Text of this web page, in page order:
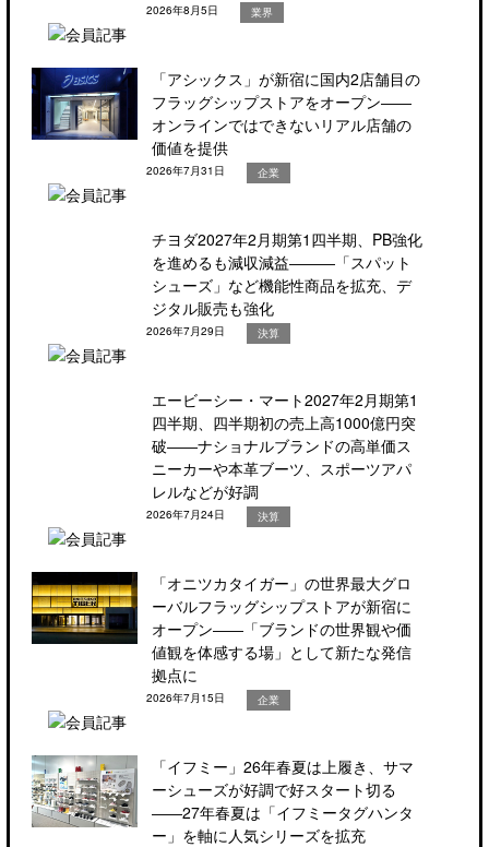
2026年8月5日 業界
「アシックス」が新宿に国内2店舗目の
フラッグシップストアをオープン――
オンラインではできないリアル店舗の
価値を提供
2026年7月31日 企業
チヨダ2027年2月期第1四半期、PB強化
を進めるも減収減益―――「スパット
シューズ」など機能性商品を拡充、デ
ジタル販売も強化
2026年7月29日 決算
エービーシー・マート2027年2月期第1
四半期、四半期初の売上高1000億円突
破――ナショナルブランドの高単価ス
ニーカーや本革ブーツ、スポーツアパ
レルなどが好調
2026年7月24日 決算
「オニツカタイガー」の世界最大グロ
ーバルフラッグシップストアが新宿に
オープン――「ブランドの世界観や価
値観を体感する場」として新たな発信
拠点に
2026年7月15日 企業
「イフミー」26年春夏は上履き、サマ
ーシューズが好調で好スタート切る
――27年春夏は「イフミータグハンタ
ー」を軸に人気シリーズを拡充